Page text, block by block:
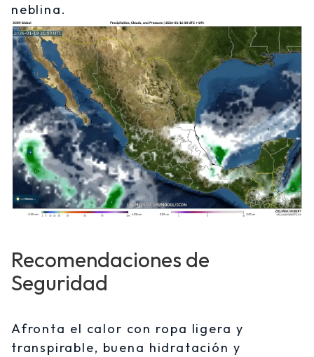
neblina.
Recomendaciones de
Seguridad
Afronta el calor con ropa ligera y
transpirable, buena hidratación y